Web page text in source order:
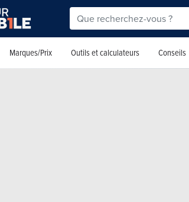
Marques/Prix Outils et calculateurs Conseils